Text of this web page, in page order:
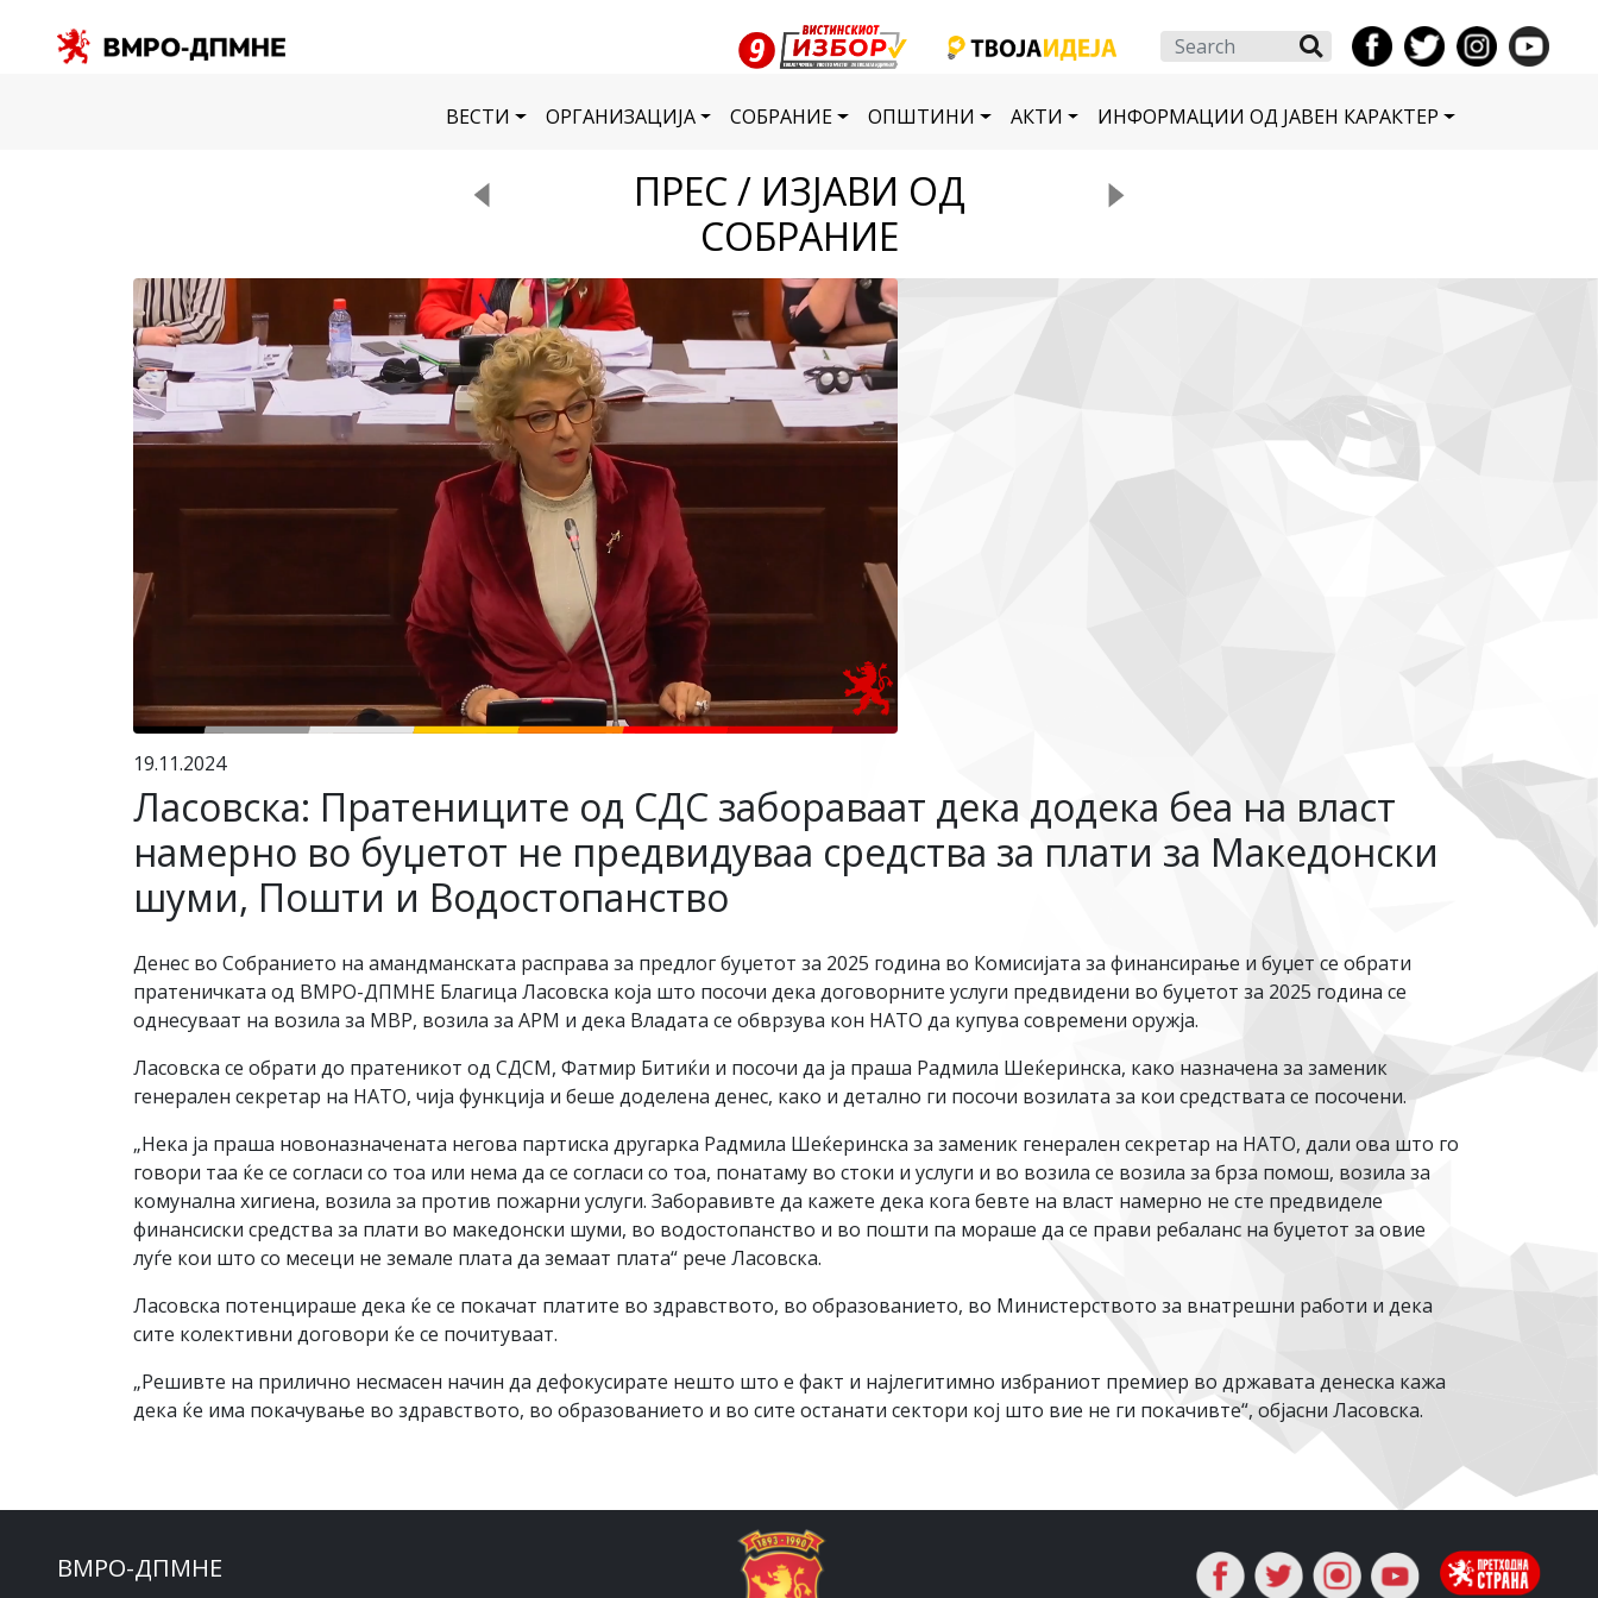
Search
ВЕСТИ ОРГАНИЗАЦИЈА СОБРАНИЕ ОПШТИНИ АКТИ ИНФОРМАЦИИ ОД ЈАВЕН КАРАКТЕР
ПРЕС / ИЗЈАВИ ОД
СОБРАНИЕ
19.11.2024
Ласовска: Пратениците од СДС забораваат дека додека беа на власт
намерно во буџетот не предвидуваа средства за плати за Македонски
шуми, Пошти и Водостопанство
Денес во Собранието на амандманската расправа за предлог буџетот за 2025 година во Комисијата за финансирање и буџет се обрати
пратеничката од ВМРО-ДПМНЕ Благица Ласовска која што посочи дека договорните услуги предвидени во буџетот за 2025 година се
однесуваат на возила за МВР, возила за АРМ и дека Владата се обврзува кон НАТО да купува современи оружја.
Ласовска се обрати до пратеникот од СДСМ, Фатмир Битиќи и посочи да ја праша Радмила Шеќеринска, како назначена за заменик
генерален секретар на НАТО, чија функција и беше доделена денес, како и детално ги посочи возилата за кои средствата се посочени.
„Нека ја праша новоназначената негова партиска другарка Радмила Шеќеринска за заменик генерален секретар на НАТО, дали ова што го
говори таа ќе се согласи со тоа или нема да се согласи со тоа, понатаму во стоки и услуги и во возила се возила за брза помош, возила за
комунална хигиена, возила за против пожарни услуги. Заборавивте да кажете дека кога бевте на власт намерно не сте предвиделе
финансиски средства за плати во македонски шуми, во водостопанство и во пошти па мораше да се прави ребаланс на буџетот за овие
луѓе кои што со месеци не земале плата да земаат плата“ рече Ласовска.
Ласовска потенцираше дека ќе се покачат платите во здравството, во образованието, во Министерството за внатрешни работи и дека
сите колективни договори ќе се почитуваат.
„Решивте на прилично несмасен начин да дефокусирате нешто што е факт и најлегитимно избраниот премиер во државата денеска кажа
дека ќе има покачување во здравството, во образованието и во сите останати сектори кој што вие не ги покачивте“, објасни Ласовска.
ВМРО-ДПМНЕ